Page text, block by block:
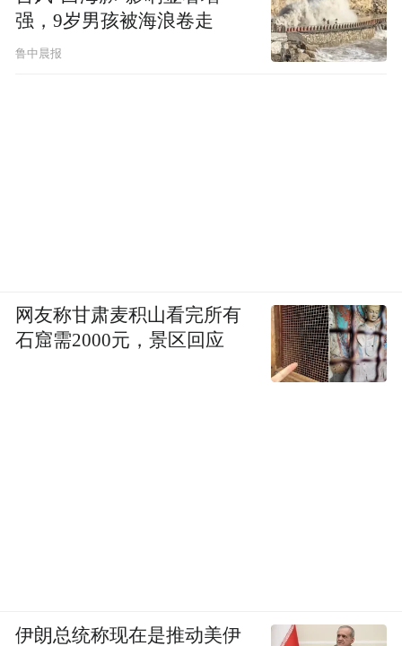
强，9岁男孩被海浪卷走
鲁中晨报
网友称甘肃麦积山看完所有
石窟需2000元，景区回应
伊朗总统称现在是推动美伊